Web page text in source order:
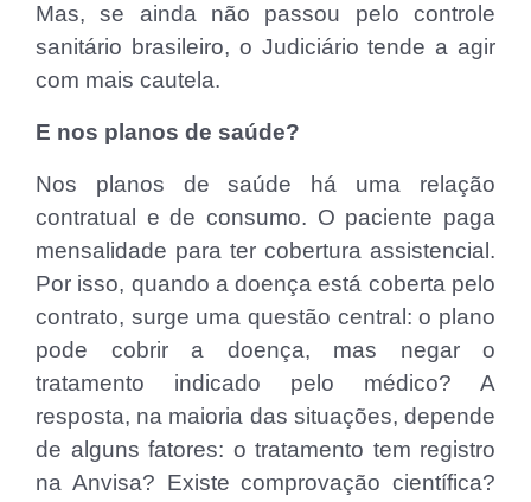
Mas, se ainda não passou pelo controle
sanitário brasileiro, o Judiciário tende a agir
com mais cautela.
E nos planos de saúde?
Nos planos de saúde há uma relação
contratual e de consumo. O paciente paga
mensalidade para ter cobertura assistencial.
Por isso, quando a doença está coberta pelo
contrato, surge uma questão central: o plano
pode cobrir a doença, mas negar o
tratamento indicado pelo médico? A
resposta, na maioria das situações, depende
de alguns fatores: o tratamento tem registro
na Anvisa? Existe comprovação científica?